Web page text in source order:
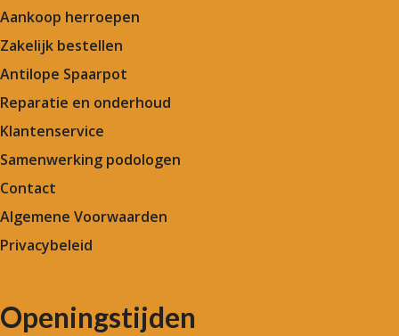
Aankoop herroepen
Zakelijk bestellen
Antilope Spaarpot
Reparatie en onderhoud
Klantenservice
Samenwerking podologen
Contact
Algemene Voorwaarden
Privacybeleid
Openingstijden